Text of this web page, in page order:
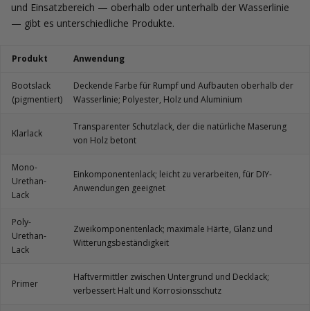
und Einsatzbereich — oberhalb oder unterhalb der Wasserlinie
— gibt es unterschiedliche Produkte.
Produkt Anwendung
Bootslack
(pigmentiert)
Deckende Farbe für Rumpf und Aufbauten oberhalb der
Wasserlinie; Polyester, Holz und Aluminium
Klarlack
Transparenter Schutzlack, der die natürliche Maserung
von Holz betont
Mono-
Urethan-
Lack
Einkomponentenlack; leicht zu verarbeiten, für DIY-
Anwendungen geeignet
Poly-
Urethan-
Lack
Zweikomponentenlack; maximale Härte, Glanz und
Witterungsbeständigkeit
Primer
Haftvermittler zwischen Untergrund und Decklack;
verbessert Halt und Korrosionsschutz